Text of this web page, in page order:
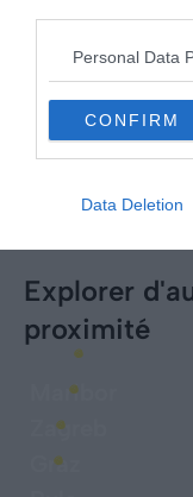
Personal Data
CONFIRM
Data Deletion
Explorer
proximité
Maribor
Zagreb
Graz